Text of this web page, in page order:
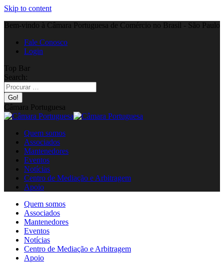
Skip to content
Bem-vindo à Câmara Portuguesa de Comércio no Brasil - São Paulo
Fale Conosco
Login
Top Bar
Search:
Câmara Portuguesa
Quem somos
Associados
Mantenedores
Eventos
Notícias
Centro de Mediação e Arbitragem
Apoio
Quem somos
Associados
Mantenedores
Eventos
Notícias
Centro de Mediação e Arbitragem
Apoio